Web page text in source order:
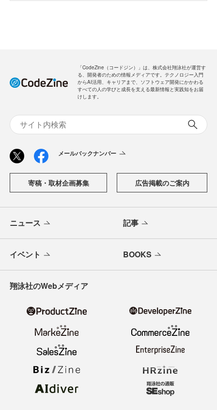
「CodeZine（コードジン）」は、株式会社翔泳社が運営す
る、開発者のための情報メディアです。テクノロジー入門
からAI活用、キャリアまで、ソフトウェア開発にかかわる
すべての人の学びと成長を支える最新情報と実践知をお届
けします。
メールバックナンバー
寄稿・取材企画募集 広告掲載のご案内
ニュース 記事
イベント BOOKS
翔泳社のWebメディア